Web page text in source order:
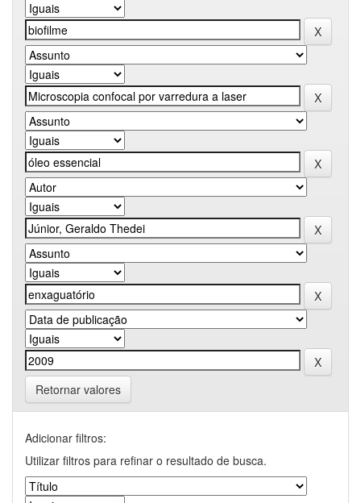
Retornar valores
Adicionar filtros:
Utilizar filtros para refinar o resultado de busca.